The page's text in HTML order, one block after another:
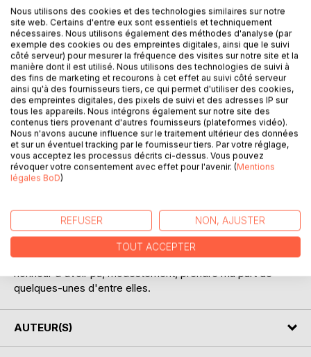
DESCRIPTION
La «lutte pour la santé» qui fait le sujet de ce livre n'est
pas celle qu'ont entreprise, et que poursuivent avec un
succès toujours plus marqué, nombre de ligues et sociétés
philanthropiques. Certes, personne n'admire plus que moi
l'effort généreux de ces sociétés. Qu'il s'agisse de
appliquer les règles de l'hygiène, ou encore d'enrayer
l'extension de ces trois plaies sociales, la tuberculose,
l'alcoolisme, et la syphilis, ce sont là des campagnes
infiniment bienfaisantes; et je considère comme un
honneur d'avoir pu, modestement, prendre ma part de
quelques-unes d'entre elles.
AUTEUR(S)
Nous utilisons des cookies et des technologies similaires sur notre
site web. Certains d'entre eux sont essentiels et techniquement
nécessaires. Nous utilisons également des méthodes d'analyse (par
exemple des cookies ou des empreintes digitales, ainsi que le suivi
côté serveur) pour mesurer la fréquence des visites sur notre site et la
manière dont il est utilisé. Nous utilisons des technologies de suivi à
des fins de marketing et recourons à cet effet au suivi côté serveur
ainsi qu'à des fournisseurs tiers, ce qui permet d'utiliser des cookies,
des empreintes digitales, des pixels de suivi et des adresses IP sur
tous les appareils. Nous intégrons également sur notre site des
contenus tiers provenant d'autres fournisseurs (plateformes vidéo).
Nous n'avons aucune influence sur le traitement ultérieur des données
et sur un éventuel tracking par le fournisseur tiers. Par votre réglage,
vous acceptez les processus décrits ci-dessus. Vous pouvez
révoquer votre consentement avec effet pour l'avenir. (Mentions
légales BoD)
REFUSER NON, AJUSTER
TOUT ACCEPTER